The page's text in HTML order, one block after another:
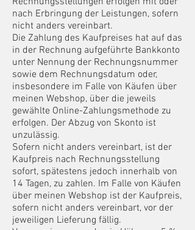
nach Erbringung der Leistungen, sofern
nicht anders vereinbart.
Die Zahlung des Kaufpreises hat auf das
in der Rechnung aufgeführte Bankkonto
unter Nennung der Rechnungsnummer
sowie dem Rechnungsdatum oder,
insbesondere im Falle von Käufen über
meinen Webshop, über die jeweils
gewählte Online-Zahlungsmethode zu
erfolgen. Der Abzug von Skonto ist
unzulässig.
Sofern nicht anders vereinbart, ist der
Kaufpreis nach Rechnungsstellung
sofort, spätestens jedoch innerhalb von
14 Tagen, zu zahlen. Im Falle von Käufen
über meinen Webshop ist der Kaufpreis,
sofern nicht anders vereinbart, vor der
jeweiligen Lieferung fällig.